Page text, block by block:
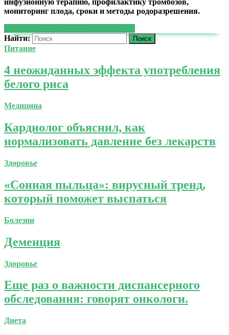
инфузионную терапию, профилактику тромбозов,
мониторинг плода, сроки и методы родоразрешения.
Найти:
Питание
4 неожиданных эффекта употребления
белого риса
Медицина
Кардиолог объяснил, как
нормализовать давление без лекарств
Здоровье
«Сонная пыльца»: вирусный тренд,
который поможет выспаться
Болезни
Деменция
Здоровье
Еще раз о важности диспансерного
обследования: говорят онкологи.
Диета